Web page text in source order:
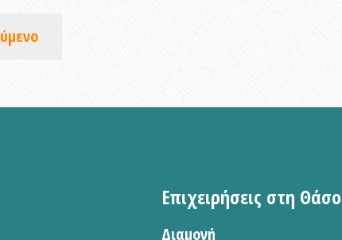
Επιχειρήσεις στη Θάσο
Διαμονή